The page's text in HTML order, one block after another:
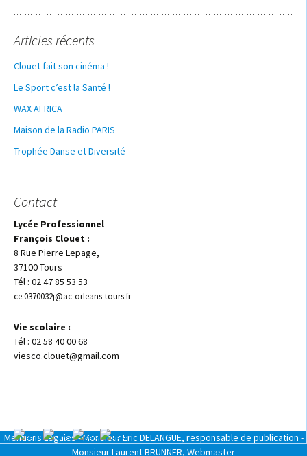
Articles récents
Clouet fait son cinéma !
Le Sport c’est la Santé !
WAX AFRICA
Maison de la Radio PARIS
Trophée Danse et Diversité
Contact
Lycée Professionnel
François Clouet :
8 Rue Pierre Lepage,
37100 Tours
Tél : 02 47 85 53 53
ce.0370032j@ac-orleans-tours.fr
Vie scolaire :
Tél : 02 58 40 00 68
viesco.clouet@gmail.com
Mentions Légales -Monsieur Eric DELANGUE, responsable de publication -
Monsieur Laurent BRUNNER, Webmaster